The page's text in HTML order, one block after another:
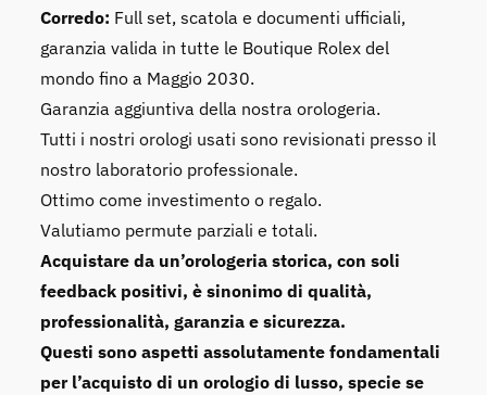
Corredo: Full set, scatola e documenti ufficiali,
garanzia valida in tutte le Boutique Rolex del
mondo fino a Maggio 2030.
Garanzia aggiuntiva della nostra orologeria.
Tutti i nostri orologi usati sono revisionati presso il
nostro laboratorio professionale.
Ottimo come investimento o regalo.
Valutiamo permute parziali e totali.
Acquistare da un’orologeria storica, con soli
feedback positivi, è sinonimo di qualità,
professionalità, garanzia e sicurezza.
Questi sono aspetti assolutamente fondamentali
per l’acquisto di un orologio di lusso, specie se